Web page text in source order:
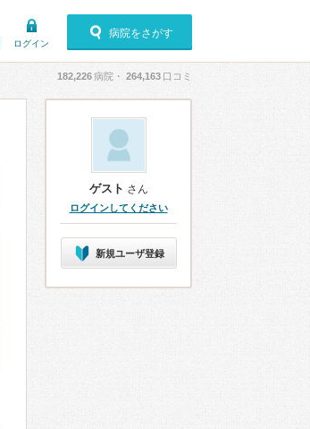
ログイン
病院をさがす
182,226病院・ 264,163 口コミ
ゲスト さん
ログインしてください
新規ユーザ登録